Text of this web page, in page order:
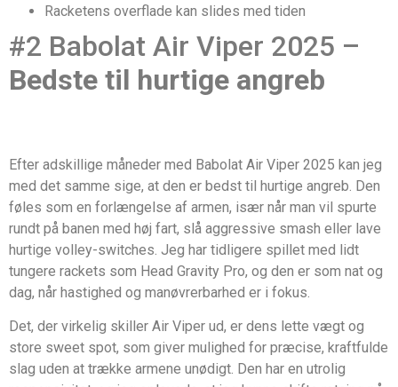
Racketens overflade kan slides med tiden
#2 Babolat Air Viper 2025 –
Bedste til hurtige angreb
Efter adskillige måneder med Babolat Air Viper 2025 kan jeg
med det samme sige, at den er bedst til hurtige angreb. Den
føles som en forlængelse af armen, især når man vil spurte
rundt på banen med høj fart, slå aggressive smash eller lave
hurtige volley-switches. Jeg har tidligere spillet med lidt
tungere rackets som Head Gravity Pro, og den er som nat og
dag, når hastighed og manøvrerbarhed er i fokus.
Det, der virkelig skiller Air Viper ud, er dens lette vægt og
store sweet spot, som giver mulighed for præcise, kraftfulde
slag uden at trække armene unødigt. Den har en utrolig